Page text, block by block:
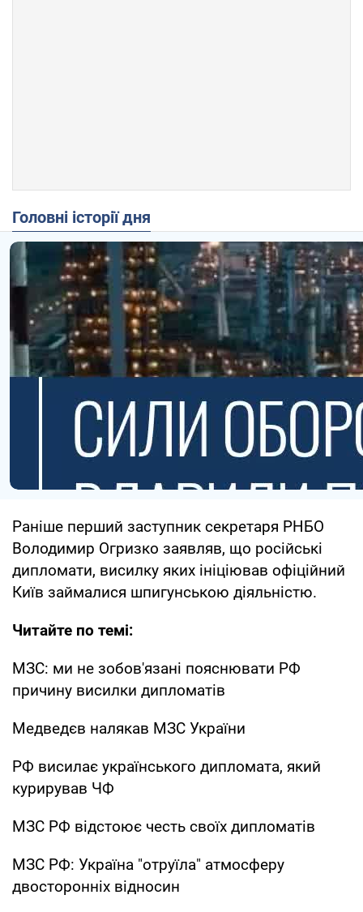
Головні історії дня
Раніше перший заступник секретаря РНБО
Володимир Огризко заявляв, що російські
дипломати, висилку яких ініціював офіційний
Київ займалися шпигунською діяльністю.
Читайте по темі:
МЗС: ми не зобов'язані пояснювати РФ
причину висилки дипломатів
Медведєв налякав МЗС України
РФ висилає українського дипломата, який
курирував ЧФ
МЗС РФ відстоює честь своїх дипломатів
МЗС РФ: Україна "отруїла" атмосферу
двосторонніх відносин